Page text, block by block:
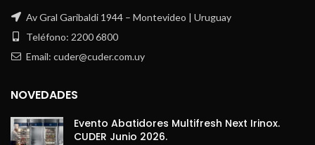
Av Gral Garibaldi 1944 – Montevideo | Uruguay
Teléfono: 2200 6800
Email: cuder@cuder.com.uy
NOVEDADES
Evento Abatidores Multifresh Next Irinox.
CUDER Junio 2026.